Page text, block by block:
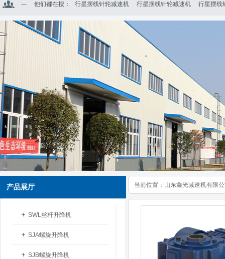
他们都在搜： 行星摆线针轮减速机 行星摆线针轮减速机 行星摆线
产品展厅
SWL丝杆升降机
SJA螺旋升降机
SJB螺旋升降机
当前位置： 山东鑫光减速机有限